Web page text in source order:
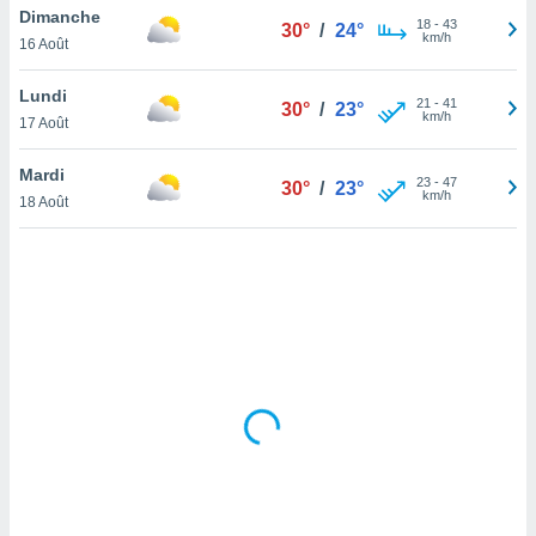
en
de
Dimanche
16 Août
30° / 24° 18- 43
km/h
Lundi
17 Août
30° / 23° 21 - 41
km/h
Mardi
18 Août
30° / 23° 23- 47
km/h